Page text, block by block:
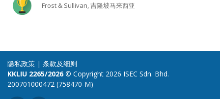
Frost & Sullivan, 吉隆坡马来西亚
隐私政策 | 条款及细则
KKLIU 2265/2026© Copyright 2026 ISEC Sdn. Bhd.
200701000472 (758470-M)